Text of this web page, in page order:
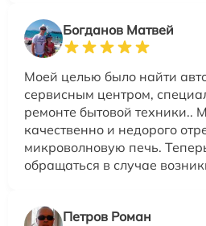
Богданов Матвей
Моей целью было найти
сервисным центром,
ремонте бытовой техники..
качественно и недорого
микроволновую печь.
обращаться в случае
Петров Роман